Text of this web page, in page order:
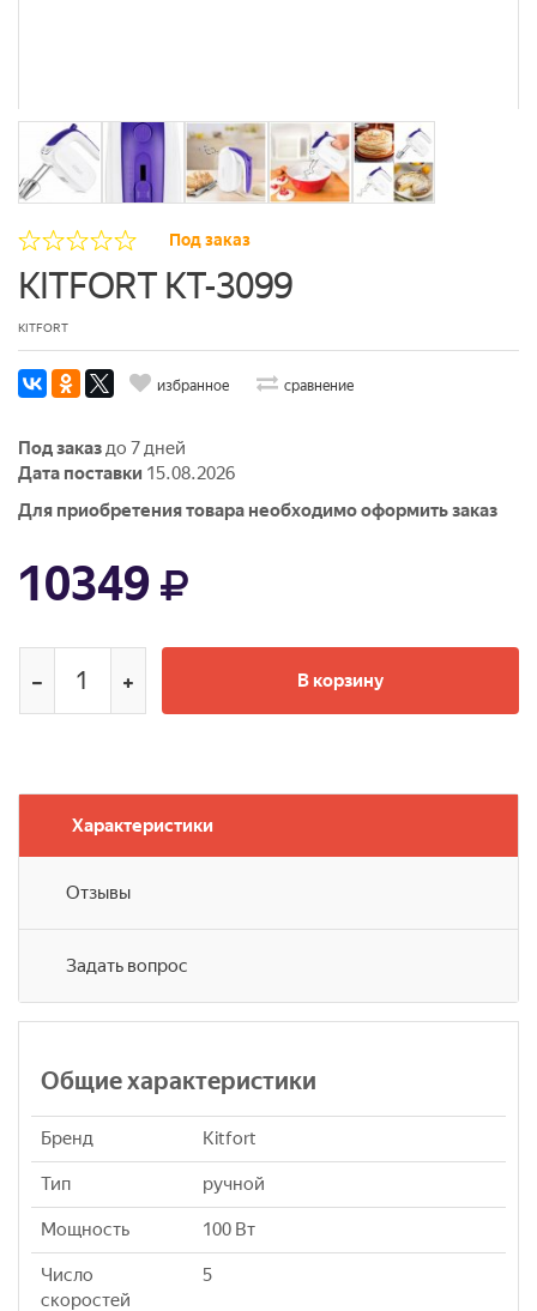
Под заказ
KITFORT КТ-3099
KITFORT
избранное сравнение
Под заказдо 7 дней
Дата поставки 15.08.2026
Для приобретения товара необходимо оформить заказ
10349
В корзину
Характеристики
Отзывы
Задать вопрос
Общие характеристики
Бренд Kitfort
Тип ручной
Мощность 100 Вт
Число
скоростей
5